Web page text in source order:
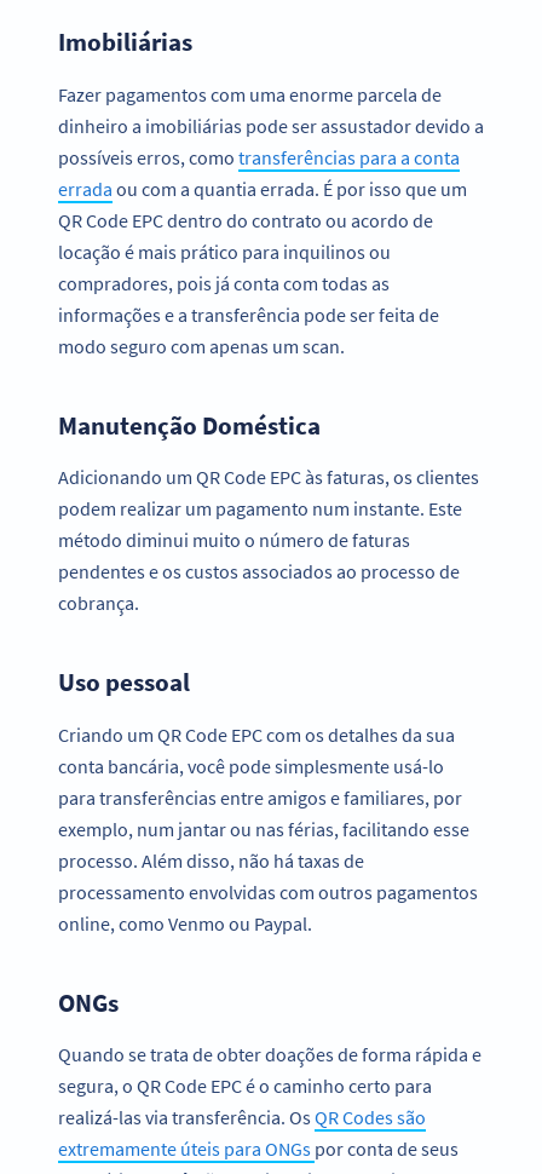
Imobiliárias
Fazer pagamentos com uma enorme parcela de
dinheiro a imobiliárias pode ser assustador devido a
possíveis erros, como transferências para a conta
errada ou com a quantia errada. É por isso que um
QR Code EPC dentro do contrato ou acordo de
locação é mais prático para inquilinos ou
compradores, pois já conta com todas as
informações e a transferência pode ser feita de
modo seguro com apenas um scan.
Manutenção Doméstica
Adicionando um QR Code EPC às faturas, os clientes
podem realizar um pagamento num instante. Este
método diminui muito o número de faturas
pendentes e os custos associados ao processo de
cobrança.
Uso pessoal
Criando um QR Code EPC com os detalhes da sua
conta bancária, você pode simplesmente usá-lo
para transferências entre amigos e familiares, por
exemplo, num jantar ou nas férias, facilitando esse
processo. Além disso, não há taxas de
processamento envolvidas com outros pagamentos
online, como Venmo ou Paypal.
ONGs
Quando se trata de obter doações de forma rápida e
segura, o QR Code EPC é o caminho certo para
realizá-las via transferência. OsQR Codes são
extremamente úteis para ONGs por conta de seus